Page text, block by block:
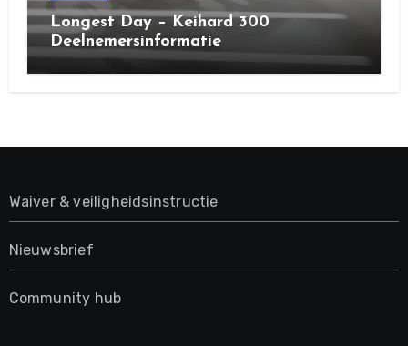
Longest Day – Keihard 300
Deelnemersinformatie
Waiver & veiligheidsinstructie
Nieuwsbrief
Community hub